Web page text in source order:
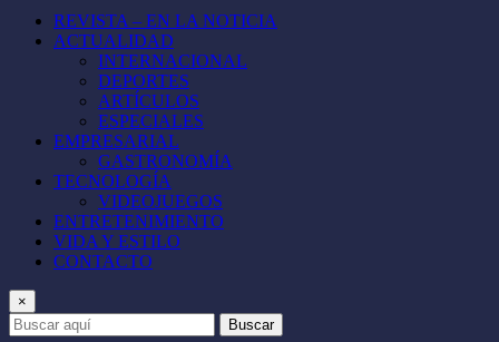
REVISTA – EN LA NOTICIA
ACTUALIDAD
INTERNACIONAL
DEPORTES
ARTÍCULOS
ESPECIALES
EMPRESARIAL
GASTRONOMÍA
TECNOLOGÍA
VIDEOJUEGOS
ENTRETENIMIENTO
VIDA Y ESTILO
CONTACTO
×
Buscar